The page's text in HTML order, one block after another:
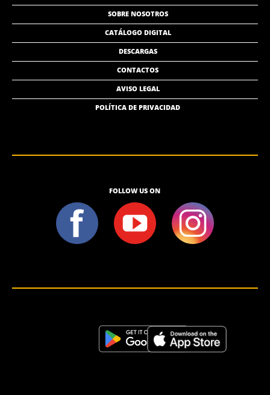
SOBRE NOSOTROS
CATÁLOGO DIGITAL
DESCARGAS
CONTACTOS
AVISO LEGAL
POLÍTICA DE PRIVACIDAD
FOLLOW US ON